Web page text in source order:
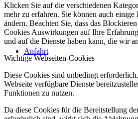
Anfahrt
Klicken Sie auf die verschiedenen
mehr zu erfahren. Sie können auch einige
ändern. Beachten Sie, dass das
Cookies Auswirkungen auf Ihre
und auf die Dienste haben kann, die wir
Wichtige Webseiten-Cookies
Diese Cookies sind unbedingt
Webseite verfügbare Dienste
Funktionen zu nutzen.
Da diese Cookies für die Bereitstellung